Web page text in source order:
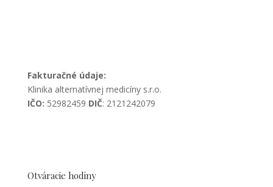
Fakturačné údaje:
Klinika alternatívnej medicíny s.r.o.
IČO: 52982459 DIČ: 2121242079
Otváracie hodiny